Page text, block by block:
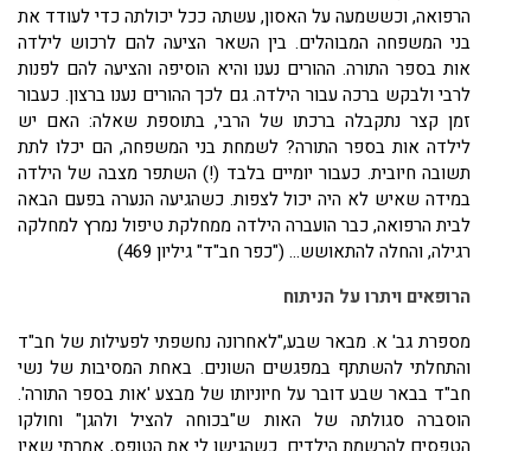
הרפואה, וכששמעה על האסון, עשתה ככל יכולתה כדי לעודד את
בני המשפחה המבוהלים. בין השאר הציעה להם לרכוש לילדה
אות בספר התורה. ההורים נענו והיא הוסיפה והציעה להם לפנות
לרבי ולבקש ברכה עבור הילדה. גם לכך ההורים נענו ברצון. כעבור
זמן קצר נתקבלה ברכתו של הרבי, בתוספת שאלה: האם יש
לילדה אות בספר התורה? לשמחת בני המשפחה, הם יכלו לתת
תשובה חיובית. כעבור יומיים בלבד (!) השתפר מצבה של הילדה
במידה שאיש לא היה יכול לצפות. כשהגיעה הנערה בפעם הבאה
לבית הרפואה, כבר הועברה הילדה ממחלקת טיפול נמרץ למחלקה
רגילה, והחלה להתאושש... ("כפר חב"ד" גיליון 469
)
הרופאים ויתרו על הניתוח
מספרת גב' א. מבאר שבע,"לאחרונה נחשפתי לפעילות של חב"ד
והתחלתי להשתתף במפגשים השונים. באחת המסיבות של נשי
חב"ד בבאר שבע דובר על חיוניותו של מבצע 'אות בספר התורה'.
הוסברה סגולתה של האות ש"בכוחה להציל ולהגן" וחולקו